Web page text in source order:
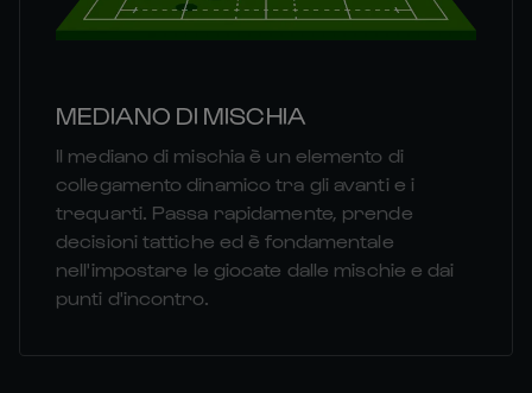
MEDIANO DI MISCHIA
Il mediano di mischia è un elemento di
collegamento dinamico tra gli avanti e i
trequarti. Passa rapidamente, prende
decisioni tattiche ed è fondamentale
nell'impostare le giocate dalle mischie e dai
punti d'incontro.